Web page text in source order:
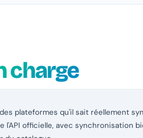
charge
plateformes qu'il sait réellement
l'API officielle, avec